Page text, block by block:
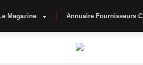
Magazine Annuaire Fournisseurs